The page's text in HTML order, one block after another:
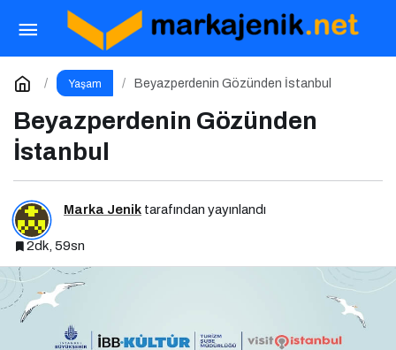
Yaşam Beyazperdenin Gözünden İstanbul
Beyazperdenin Gözünden
İstanbul
Marka Jenik tarafından yayınlandı
2dk, 59sn
Türkiye’deki İlk voco Otelini Antalya
Konyaaltı’nda Açıyor
Yorum Yap